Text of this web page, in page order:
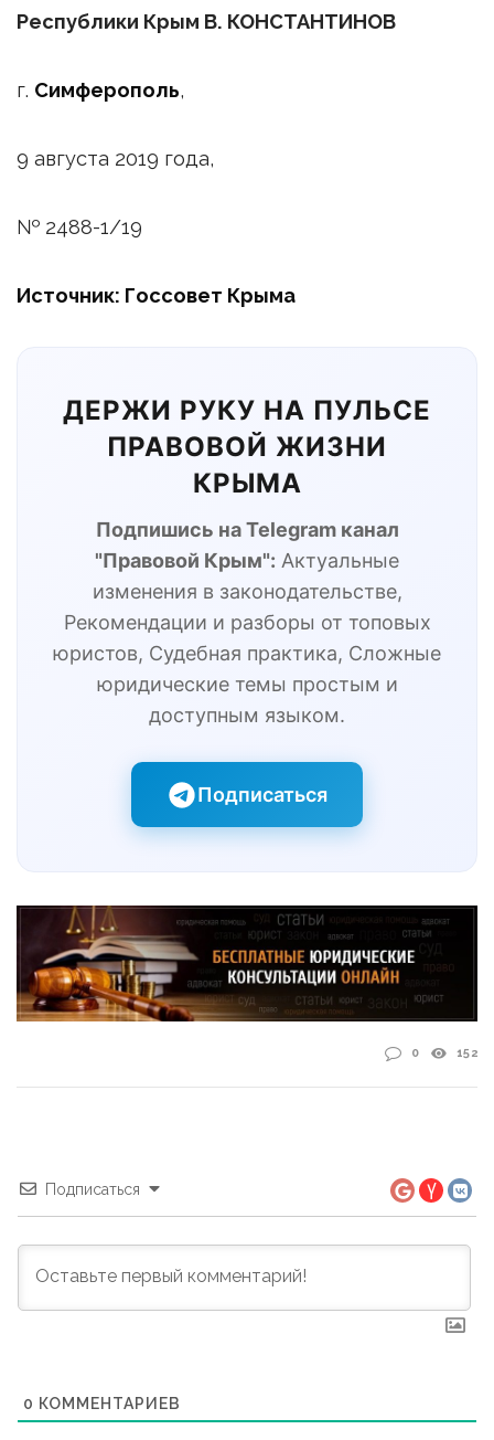
Республики Крым В. КОНСТАНТИНОВ
г. Симферополь,
9 августа 2019 года,
№ 2488-1/19
Источник: Госсовет Крыма
ДЕРЖИ РУКУ НА ПУЛЬСЕ
ПРАВОВОЙ ЖИЗНИ
КРЫМА
Подпишись на Telegram канал
"Правовой Крым": Актуальные
изменения в законодательстве,
Рекомендации и разборы от топовых
юристов, Судебная практика, Сложные
юридические темы простым и
доступным языком.
Подписаться
0 152
Подписаться
0 КОММЕНТАРИЕВ